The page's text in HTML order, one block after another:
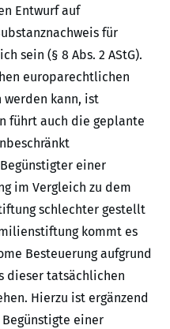
Entwurf auf
für
sein (§ 8 Abs. 2 AStG).
europarechtlichen
werden kann, ist
führt auch die geplante
einer
im Vergleich zu dem
schlechter gestellt
kommt es
Besteuerung aufgrund
dieser tatsächlichen
Hierzu ist ergänzend
einer